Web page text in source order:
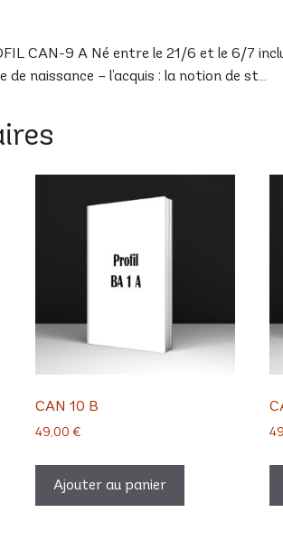
CAN-9 A Né entre le 21/6 et le 6/7
de naissance – l’acquis : la notion de st…
CAN 10 B
49,00 €
Ajouter au panier